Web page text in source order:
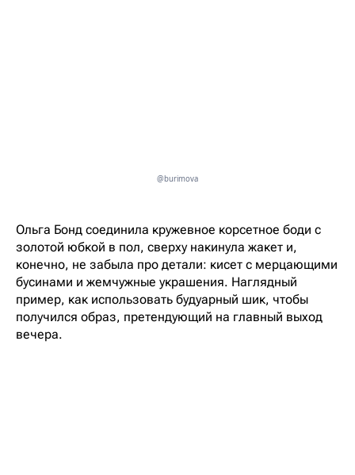
@burimova
Ольга Бонд соединила кружевное корсетное боди с
золотой юбкой в пол, сверху накинула жакет и,
конечно, не забыла про детали: кисет с мерцающими
бусинами и жемчужные украшения. Наглядный
пример, как использовать будуарный шик, чтобы
получился образ, претендующий на главный выход
вечера.